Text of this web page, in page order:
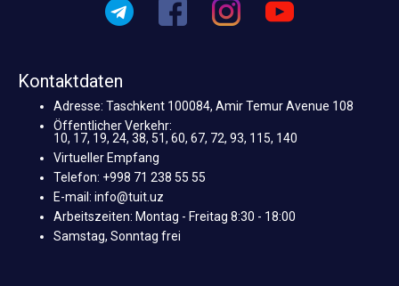
Kontaktdaten
Adresse: Taschkent 100084, Amir Temur Avenue 108
Öffentlicher Verkehr:
10, 17, 19, 24, 38, 51, 60, 67, 72, 93, 115, 140
Virtueller Empfang
Telefon: +998 71 238 55 55
E-mail: info@tuit.uz
Arbeitszeiten: Montag - Freitag 8:30 - 18:00
Samstag, Sonntag frei